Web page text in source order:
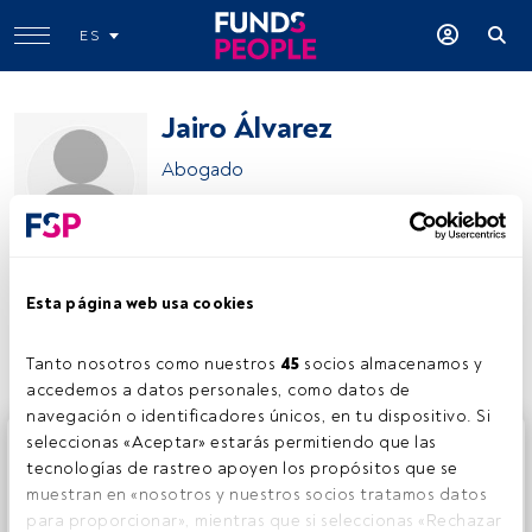
Esta página web usa cookies
Tanto nosotros como nuestros 45 socios almacenamos y
accedemos a datos personales, como datos de
navegación o identificadores únicos, en tu dispositivo. Si
seleccionas «Aceptar» estarás permitiendo que las
tecnologías de rastreo apoyen los propósitos que se
muestran en «nosotros y nuestros socios tratamos datos
para proporcionar», mientras que si seleccionas «Rechazar
ES
Jairo Álvarez
Abogado
Compartir:
Este es un artículo exclusivo para los usuarios registrados
de FundsPeople. Si ya estás registrado, accede desde el
botón Login. Si aún no tienes cuenta, te invitamos a
registrarte y disfrutar de todo el universo que ofrece